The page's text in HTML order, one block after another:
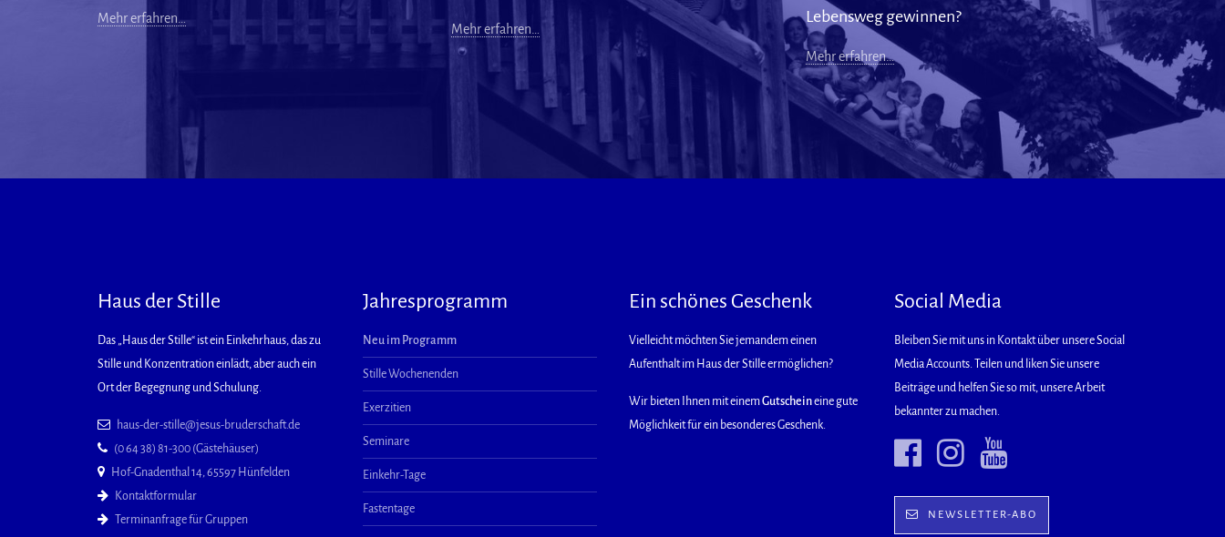
Mehr erfahren…
Mehr erfahren…
Lebensweg gewinnen?
Mehr erfahren…
Haus der Stille
Das „Haus der Stille“ ist ein Einkehrhaus, das zu
Stille und Konzentration einlädt, aber auch ein
Ort der Begegnung und Schulung.
haus-der-stille@jesus-bruderschaft.de
(0 64 38) 81-300 (Gästehäuser)
Hof-Gnadenthal 14, 65597 Hünfelden
Kontaktformular
Terminanfrage für Gruppen
Jahresprogramm
Neu im Programm
Stille Wochenenden
Exerzitien
Seminare
Einkehr-Tage
Fastentage
Ein schönes Geschenk
Vielleicht möchten Sie jemandem einen
Aufenthalt im Haus der Stille ermöglichen?
Wir bieten Ihnen mit einemGutscheineine gute
Möglichkeit für ein besonderes Geschenk.
Social Media
Bleiben Sie mit uns in Kontakt über unsere Social
Media Accounts. Teilen und liken Sie unsere
Beiträge und helfen Sie so mit, unsere Arbeit
bekannter zu machen.
NEWSLETTER-ABO